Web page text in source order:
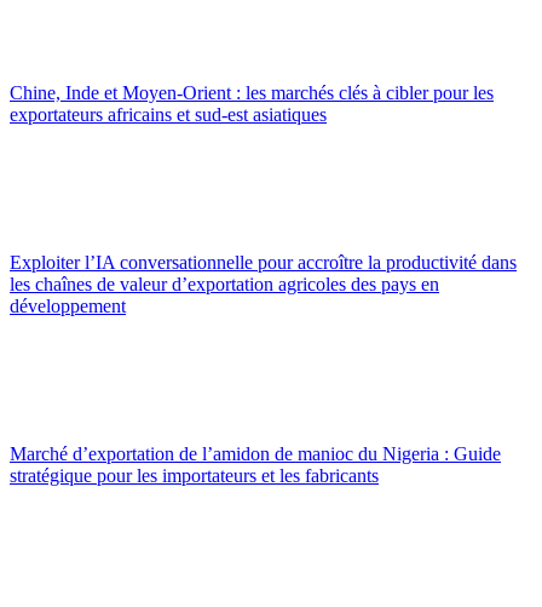
Chine, Inde et Moyen-Orient : les marchés clés à cibler pour les
exportateurs africains et sud-est asiatiques
Exploiter l’IA conversationnelle pour accroître la productivité dans
les chaînes de valeur d’exportation agricoles des pays en
développement
Marché d’exportation de l’amidon de manioc du Nigeria : Guide
stratégique pour les importateurs et les fabricants